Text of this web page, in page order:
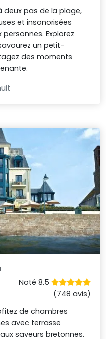
deux pas de la plage,
et insonorisées
Explorez
un petit-
des moments
Noté 8.5
(748 avis)
de chambres
avec terrasse
saveurs bretonnes.